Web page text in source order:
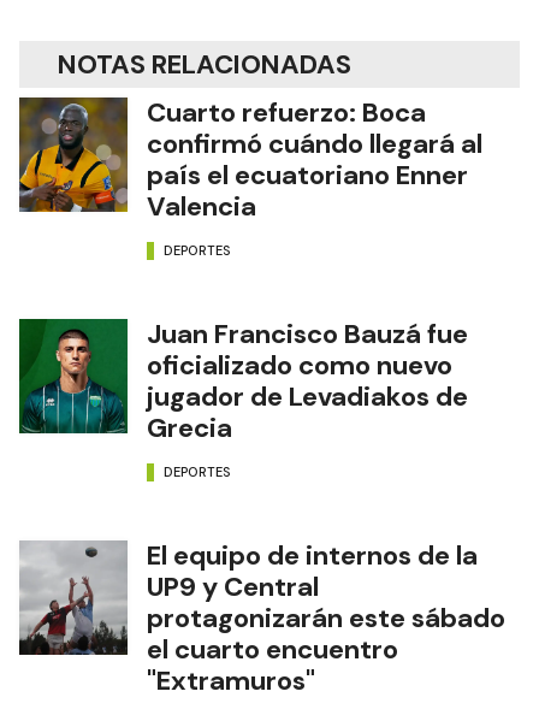
NOTAS RELACIONADAS
Cuarto refuerzo: Boca
confirmó cuándo llegará al
país el ecuatoriano Enner
Valencia
DEPORTES
Juan Francisco Bauzá fue
oficializado como nuevo
jugador de Levadiakos de
Grecia
DEPORTES
El equipo de internos de la
UP9 y Central
protagonizarán este sábado
el cuarto encuentro
"Extramuros"